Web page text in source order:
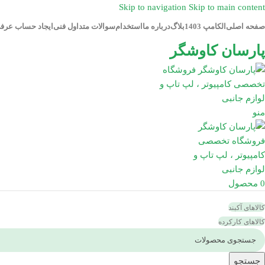
Skip to navigation Skip to main content
صفحه اصلی الکامپ 1403 بلاگدرباره ما استخدامسوالات متداول فنی ایجاد حساب
پارسان کاوشگر
منو
0 محصول
کالاهای آکبند
کالاهای کارکرده
جستجو